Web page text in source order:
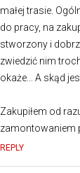
małej trasie.
do pracy, na
stworzony i
zwiedzić nim
okaże… A skąd
Zakupiłem od
zamontowaniem
REPLY